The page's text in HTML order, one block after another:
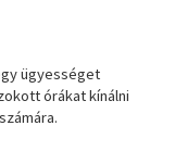
ügyességet
órákat kínálni